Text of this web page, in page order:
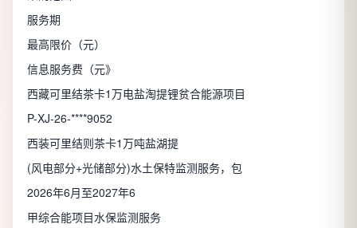
服务期
最高限价（元）
信息服务费（元》
西藏可里结茶卡1万电盐淘提锂贫合能源项目
P-XJ-26-****9052
西装可里结则茶卡1万吨盐湖提
(风电部分+光储部分)水土保特监测服务，包
2026年6月至2027年6
甲综合能项目水保监测服务